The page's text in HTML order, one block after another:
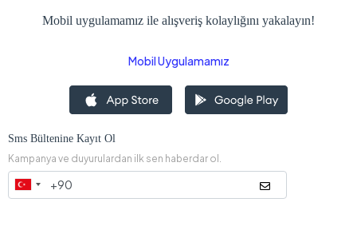
Mobil uygulamamız ile alışveriş kolaylığını yakalayın!
Mobil Uygulamamız
Sms Bültenine Kayıt Ol
Kampanya ve duyurulardan ilk sen haberdar ol.